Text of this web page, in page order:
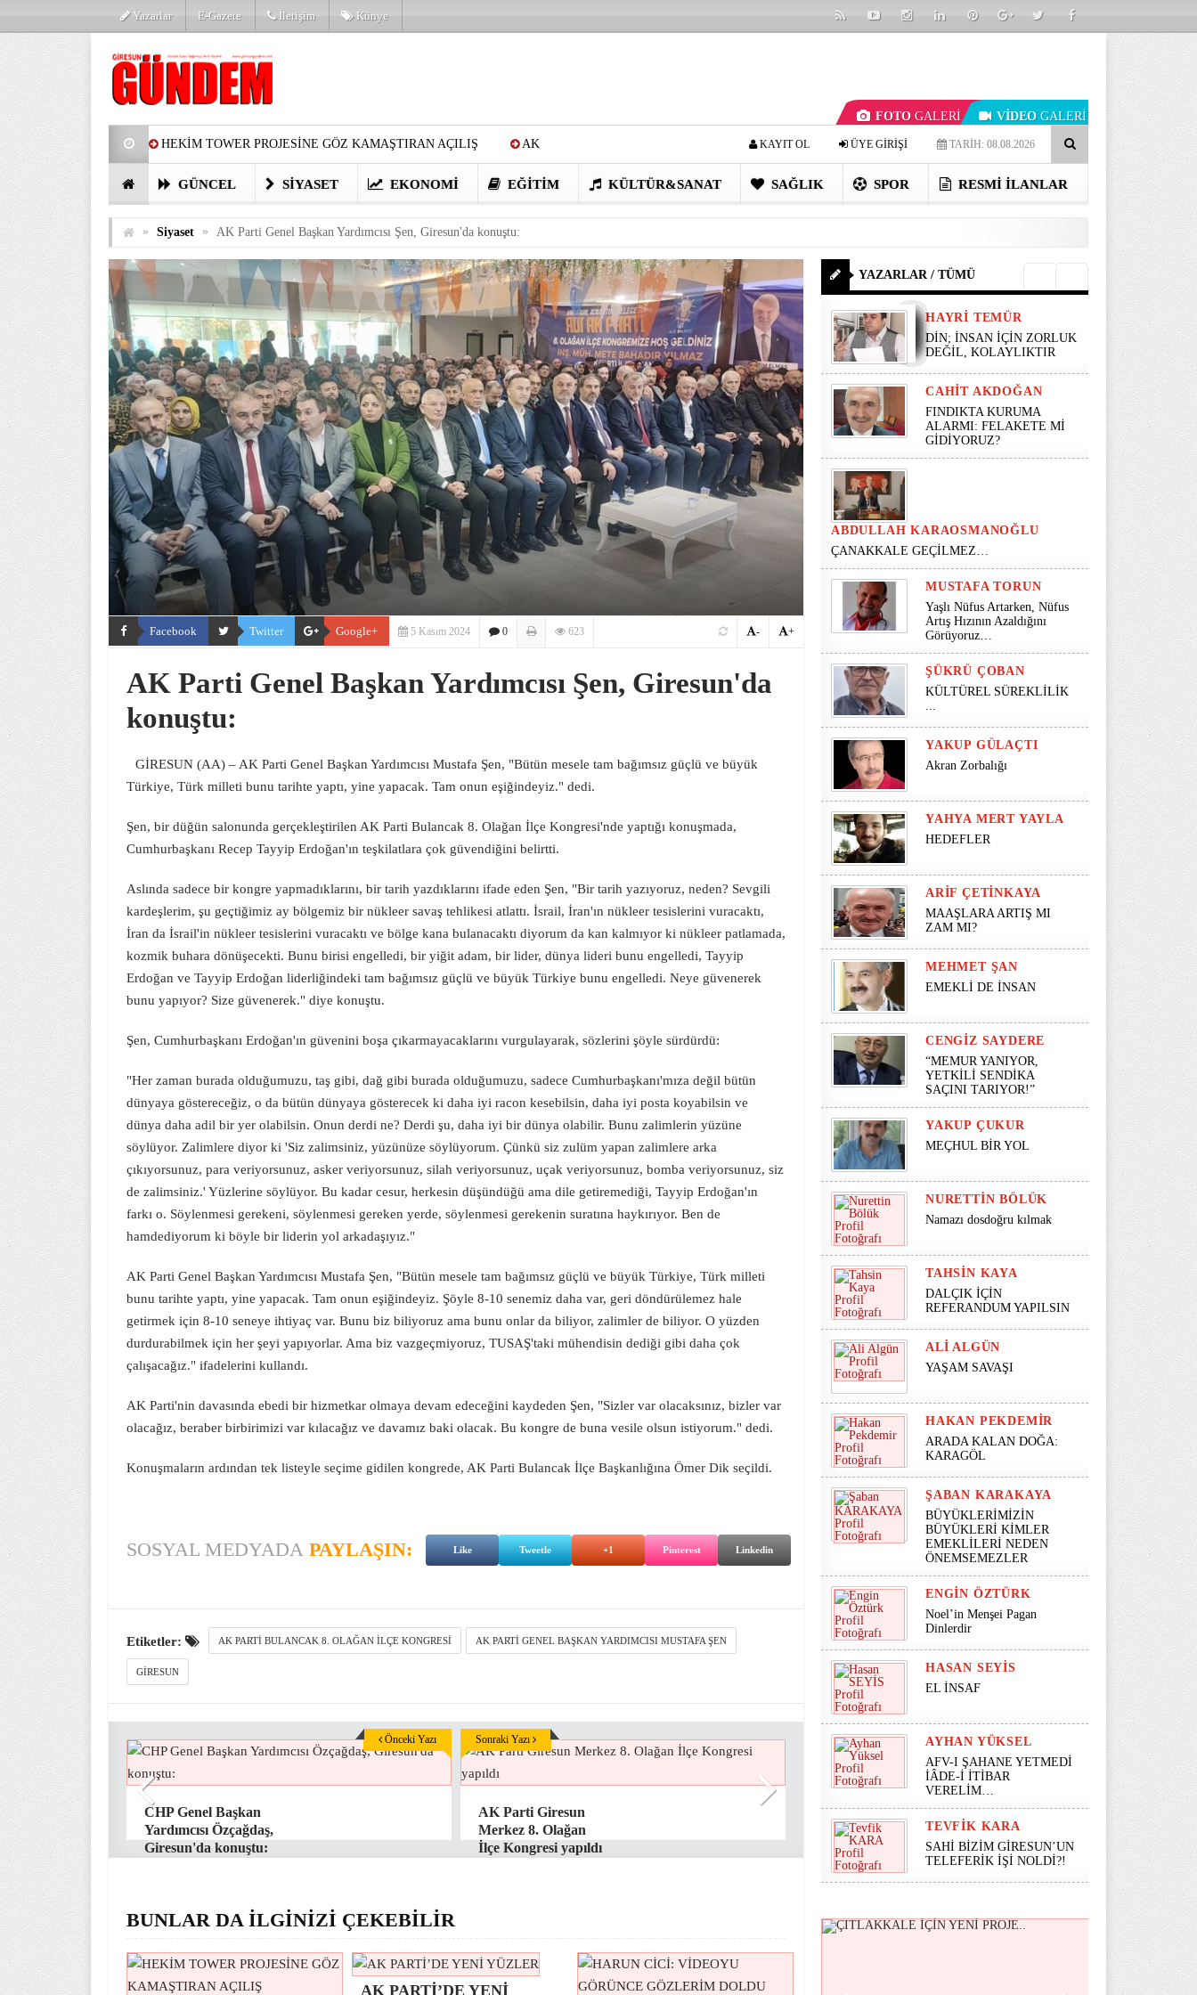
Yazarlar E-Gazete İletişim Künye
FOTO GALERİ VİDEO GALERİ
HEKİM TOWER PROJESİNE GÖZ KAMAŞTIRAN AÇILIŞ AK
PARTİ’DE YENİ YÜZLER HARUN CİCİ: VİDEOYU GÖRÜNCE
BİRİNCİSİ YAPILAN TAMDERE YAPRAKLI OBASI YAYLA ŞENLİĞİ
KATILIMCILARI COŞTURDU
TARİH: 08.08.2026
ÜYE GİRİŞİ
KAYIT OL
GÜNCEL SIYASET EKONOMI EĞITIM KÜLTÜR&SANAT SAĞLIK SPOR RESMI İLANLAR
» Siyaset » AK Parti Genel Başkan Yardımcısı Şen, Giresun'da konuştu:
Facebook Twitter Google+ 5 Kasım 2024 0 623 +
-
AK Parti Genel Başkan Yardımcısı Şen, Giresun'da
konuştu:
GİRESUN (AA) – AK Parti Genel Başkan Yardımcısı Mustafa Şen, "Bütün mesele tam bağımsız güçlü ve büyük
Türkiye, Türk milleti bunu tarihte yaptı, yine yapacak. Tam onun eşiğindeyiz." dedi.
Şen, bir düğün salonunda gerçekleştirilen AK Parti Bulancak 8. Olağan İlçe Kongresi'nde yaptığı konuşmada,
Cumhurbaşkanı Recep Tayyip Erdoğan'ın teşkilatlara çok güvendiğini belirtti.
Aslında sadece bir kongre yapmadıklarını, bir tarih yazdıklarını ifade eden Şen, "Bir tarih yazıyoruz, neden? Sevgili
kardeşlerim, şu geçtiğimiz ay bölgemiz bir nükleer savaş tehlikesi atlattı. İsrail, İran'ın nükleer tesislerini vuracaktı,
İran da İsrail'in nükleer tesislerini vuracaktı ve bölge kana bulanacaktı diyorum da kan kalmıyor ki nükleer patlamada,
kozmik buhara dönüşecekti. Bunu birisi engelledi, bir yiğit adam, bir lider, dünya lideri bunu engelledi, Tayyip
Erdoğan ve Tayyip Erdoğan liderliğindeki tam bağımsız güçlü ve büyük Türkiye bunu engelledi. Neye güvenerek
bunu yapıyor? Size güvenerek." diye konuştu.
Şen, Cumhurbaşkanı Erdoğan'ın güvenini boşa çıkarmayacaklarını vurgulayarak, sözlerini şöyle sürdürdü:
"Her zaman burada olduğumuzu, taş gibi, dağ gibi burada olduğumuzu, sadece Cumhurbaşkanı'mıza değil bütün
dünyaya göstereceğiz, o da bütün dünyaya gösterecek ki daha iyi racon kesebilsin, daha iyi posta koyabilsin ve
dünya daha adil bir yer olabilsin. Onun derdi ne? Derdi şu, daha iyi bir dünya olabilir. Bunu zalimlerin yüzüne
söylüyor. Zalimlere diyor ki 'Siz zalimsiniz, yüzünüze söylüyorum. Çünkü siz zulüm yapan zalimlere arka
çıkıyorsunuz, para veriyorsunuz, asker veriyorsunuz, silah veriyorsunuz, uçak veriyorsunuz, bomba veriyorsunuz, siz
de zalimsiniz.' Yüzlerine söylüyor. Bu kadar cesur, herkesin düşündüğü ama dile getiremediği, Tayyip Erdoğan'ın
farkı o. Söylenmesi gerekeni, söylenmesi gereken yerde, söylenmesi gerekenin suratına haykırıyor. Ben de
hamdediyorum ki böyle bir liderin yol arkadaşıyız."
AK Parti Genel Başkan Yardımcısı Mustafa Şen, "Bütün mesele tam bağımsız güçlü ve büyük Türkiye, Türk milleti
bunu tarihte yaptı, yine yapacak. Tam onun eşiğindeyiz. Şöyle 8-10 senemiz daha var, geri döndürülemez hale
getirmek için 8-10 seneye ihtiyaç var. Bunu biz biliyoruz ama bunu onlar da biliyor, zalimler de biliyor. O yüzden
durdurabilmek için her şeyi yapıyorlar. Ama biz vazgeçmiyoruz, TUSAŞ'taki mühendisin dediği gibi daha çok
çalışacağız." ifadelerini kullandı.
AK Parti'nin davasında ebedi bir hizmetkar olmaya devam edeceğini kaydeden Şen, "Sizler var olacaksınız, bizler var
olacağız, beraber birbirimizi var kılacağız ve davamız baki olacak. Bu kongre de buna vesile olsun istiyorum." dedi.
Konuşmaların ardından tek listeyle seçime gidilen kongrede, AK Parti Bulancak İlçe Başkanlığına Ömer Dik seçildi.
SOSYAL MEDYADA PAYLAŞIN: Like Tweetle +1 Pinterest Linkedin
Etiketler: AK PARTI BULANCAK 8. OLAĞAN İLÇE KONGRESI AK PARTI GENEL BAŞKAN YARDIMCISI MUSTAFA ŞEN
GIRESUN
CHP Genel Başkan
Yardımcısı Özçağdaş,
Giresun'da konuştu:
Önceki Yazı
AK Parti Giresun
Merkez 8. Olağan
İlçe Kongresi yapıldı
Sonraki Yazı
BUNLAR DA İLGİNİZİ ÇEKEBİLİR
AK PARTİ’DE YENİ
YAZARLAR / TÜMÜ
HAYRI TEMÜR
DİN; İNSAN İÇİN ZORLUK
DEĞİL, KOLAYLIKTIR
CAHIT AKDOĞAN
FINDIKTA KURUMA
ALARMI: FELAKETE Mİ
GİDİYORUZ?
ABDULLAH KARAOSMANOĞLU
ÇANAKKALE GEÇİLMEZ…
MUSTAFA TORUN
Yaşlı Nüfus Artarken, Nüfus
Artış Hızının Azaldığını
Görüyoruz…
ŞÜKRÜ ÇOBAN
KÜLTÜREL SÜREKLİLİK
...
YAKUP GÜLAÇTI
Akran Zorbalığı
YAHYA MERT YAYLA
HEDEFLER
ARIF ÇETINKAYA
MAAŞLARA ARTIŞ MI
ZAM MI?
MEHMET ŞAN
EMEKLİ DE İNSAN
CENGIZ SAYDERE
“MEMUR YANIYOR,
YETKİLİ SENDİKA
SAÇINI TARIYOR!”
YAKUP ÇUKUR
MEÇHUL BİR YOL
NURETTIN BÖLÜK
Namazı dosdoğru kılmak
TAHSIN KAYA
DALÇIK İÇİN
REFERANDUM YAPILSIN
ALI ALGÜN
YAŞAM SAVAŞI
HAKAN PEKDEMIR
ARADA KALAN DOĞA:
KARAGÖL
ŞABAN KARAKAYA
BÜYÜKLERİMİZİN
BÜYÜKLERİ KİMLER
EMEKLİLERİ NEDEN
ÖNEMSEMEZLER
ENGIN ÖZTÜRK
Noel’in Menşei Pagan
Dinlerdir
HASAN SEYİS
EL İNSAF
AYHAN YÜKSEL
AFV-I ŞAHANE YETMEDİ
İÂDE-İ İTİBAR
VERELİM…
TEVFIK KARA
SAHİ BİZİM GİRESUN’UN
TELEFERİK İŞİ NOLDİ?!